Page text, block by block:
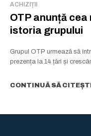
ACHIZIȚII
OTP anunță cea
istoria grupului
Grupul OTP urmează să
prezența la 14 țări și
CONTINUĂ SĂ